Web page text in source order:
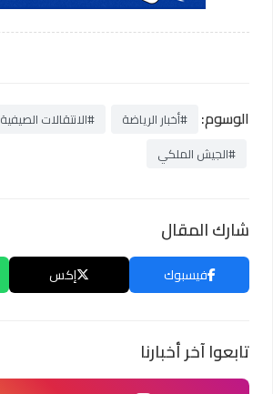
الوسوم: #أخبار الرياضة
#الانتقالات الصيفية
#الجيش الملكي
شارك المقال
فيسبوك إكس
تابعوا آخر أخبارنا